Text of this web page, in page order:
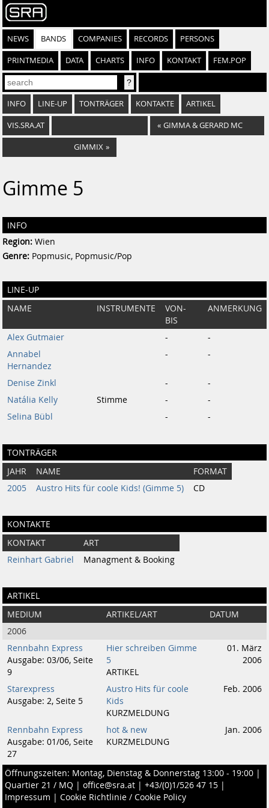
NEWS BANDS COMPANIES RECORDS PERSONS
PRINTMEDIA DATA CHARTS INFO KONTAKT FEM.POP
INFO LINE-UP TONTRÄGER KONTAKTE ARTIKEL
VIS.SRA.AT « GIMMA & GERARD MC
GIMMIX »
Gimme 5
INFO
Region: Wien
Genre: Popmusic, Popmusic/Pop
LINE-UP
NAME INSTRUMENTE
VON-
BIS
ANMERKUNG
Alex Gutmaier -
-
Annabel
Hernandez
- -
Denise Zinkl -
-
Natália Kelly
Stimme -
-
Selina Bübl
- -
TONTRÄGER
JAHR NAME
FORMAT
2005
Austro Hits für coole Kids! (Gimme 5) CD
KONTAKTE
KONTAKT
ART
Reinhart Gabriel
Managment & Booking
ARTIKEL
MEDIUM ARTIKEL/ART
DATUM
2006
Rennbahn Express
Ausgabe: 03/06, Seite
9
Hier schreiben Gimme
5
ARTIKEL
01. März
2006
Starexpress
Ausgabe: 2, Seite 5
Austro Hits für coole
Kids
KURZMELDUNG
Feb. 2006
Rennbahn Express
Ausgabe: 01/06, Seite
27
hot & new
KURZMELDUNG
Jan. 2006
Öffnungszeiten: Montag, Dienstag & Donnerstag 13:00 - 19:00 |
Quartier 21 / MQ | office@sra.at | +43/(0)1/526 47 15 |
Impressum | Cookie Richtlinie / Cookie Policy